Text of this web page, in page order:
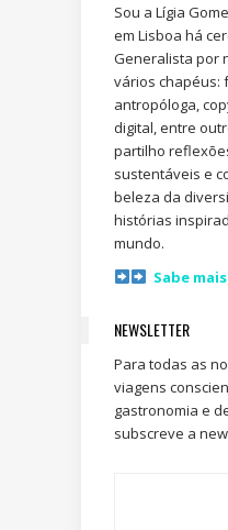
Sou a Lígia
em Lisboa há
Generalista por
vários chapéus:
antropóloga,
digital, entre
partilho
sustentáveis e
beleza da
histórias
mundo.
Sabe
NEWSLETTER
Para todas as
viagens
gastronomia e
subscreve a